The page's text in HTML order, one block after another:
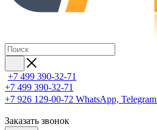
+7 499 390-32-71
+7 499 390-32-71
+7 926 129-00-72 WhatsApp, Telegram
Заказать звонок